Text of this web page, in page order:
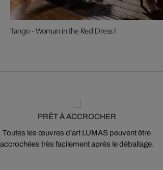
Tango - Woman in the Red Dress I
PRÊT À ACCROCHER
Toutes les œuvres d'art LUMAS peuvent être
accrochées très facilement après le déballage.